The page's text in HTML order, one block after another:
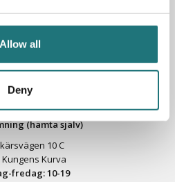
Allow all
Deny
11-17
08-702 78 22
för helgdag här
på Åsögatan 121
(hämta själv)
10 C
Kungens Kurva
fredag: 10-19